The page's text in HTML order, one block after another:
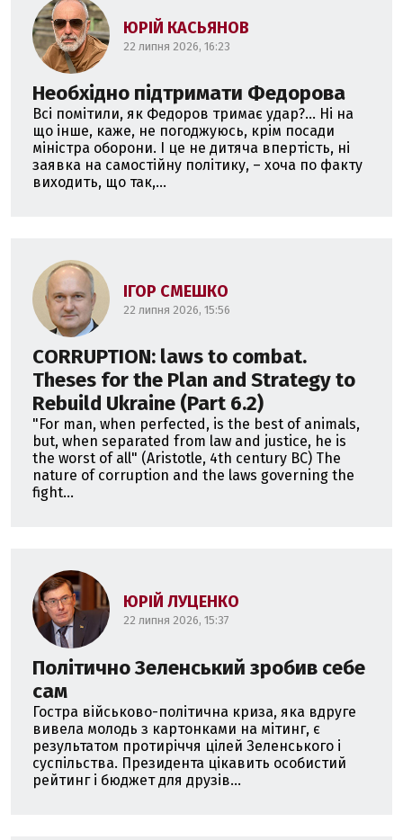
ЮРІЙ КАСЬЯНОВ
22 липня 2026, 16:23
Необхідно підтримати Федорова
Всі помітили, як Федоров тримає удар?... Ні на
що інше, каже, не погоджуюсь, крім посади
міністра оборони. І це не дитяча впертість, ні
заявка на самостійну політику, – хоча по факту
виходить, що так,...
ІГОР СМЕШКО
22 липня 2026, 15:56
CORRUPTION: laws to combat.
Theses for the Plan and Strategy to
Rebuild Ukraine (Part 6.2)
"For man, when perfected, is the best of animals,
but, when separated from law and justice, he is
the worst of all" (Aristotle, 4th century BC) The
nature of corruption and the laws governing the
fight...
ЮРІЙ ЛУЦЕНКО
22 липня 2026, 15:37
Політично Зеленський зробив себе
сам
Гостра військово-політична криза, яка вдруге
вивела молодь з картонками на мітинг, є
результатом протиріччя цілей Зеленського і
суспільства. Президента цікавить особистий
рейтинг і бюджет для друзів...